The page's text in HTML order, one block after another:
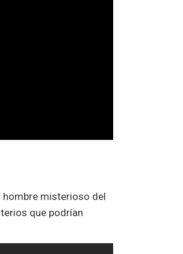
hombre misterioso del
que podrían